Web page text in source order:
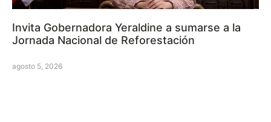
Invita Gobernadora Yeraldine a sumarse a la
Jornada Nacional de Reforestación
agosto 5, 2026